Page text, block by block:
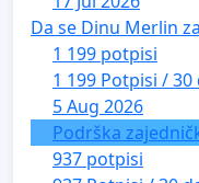
Da se Dinu Merlin
1 199 potpisi
1 199 Potpisi / 30
5 Aug 2026
Podrška
937 potpisi